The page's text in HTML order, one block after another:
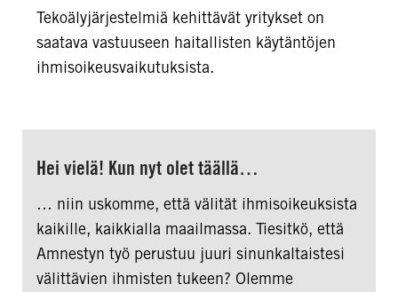
Tekoälyjärjestelmiä kehittävät yritykset on
saatava vastuuseen haitallisten käytäntöjen
ihmisoikeusvaikutuksista.
Hei vielä! Kun nyt olet täällä…
… niin uskomme, että välität ihmisoikeuksista
kaikille, kaikkialla maailmassa. Tiesitkö, että
Amnestyn työ perustuu juuri sinunkaltaistesi
välittävien ihmisten tukeen? Olemme